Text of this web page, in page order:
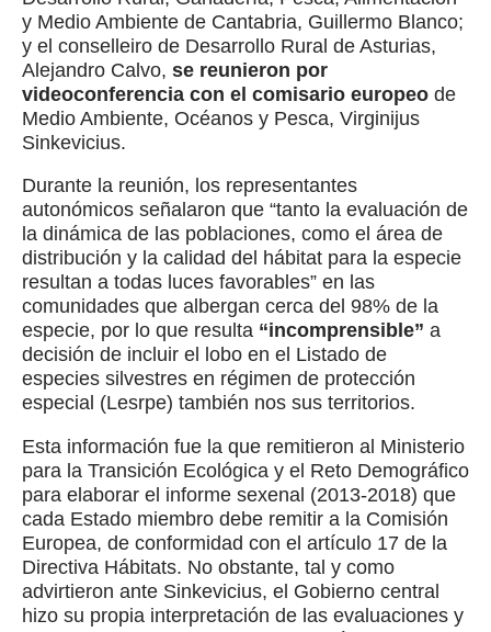
y Medio Ambiente de Cantabria, Guillermo Blanco;
y el conselleiro de Desarrollo Rural de Asturias,
Alejandro Calvo, se reunieron por
videoconferencia con el comisario europeo de
Medio Ambiente, Océanos y Pesca, Virginijus
Sinkevicius.
Durante la reunión, los representantes
autonómicos señalaron que “tanto la evaluación de
la dinámica de las poblaciones, como el área de
distribución y la calidad del hábitat para la especie
resultan a todas luces favorables” en las
comunidades que albergan cerca del 98% de la
especie, por lo que resulta “incomprensible” a
decisión de incluir el lobo en el Listado de
especies silvestres en régimen de protección
especial (Lesrpe) también nos sus territorios.
Esta información fue la que remitieron al Ministerio
para la Transición Ecológica y el Reto Demográfico
para elaborar el informe sexenal (2013-2018) que
cada Estado miembro debe remitir a la Comisión
Europea, de conformidad con el artículo 17 de la
Directiva Hábitats. No obstante, tal y como
advirtieron ante Sinkevicius, el Gobierno central
hizo su propia interpretación de las evaluaciones y